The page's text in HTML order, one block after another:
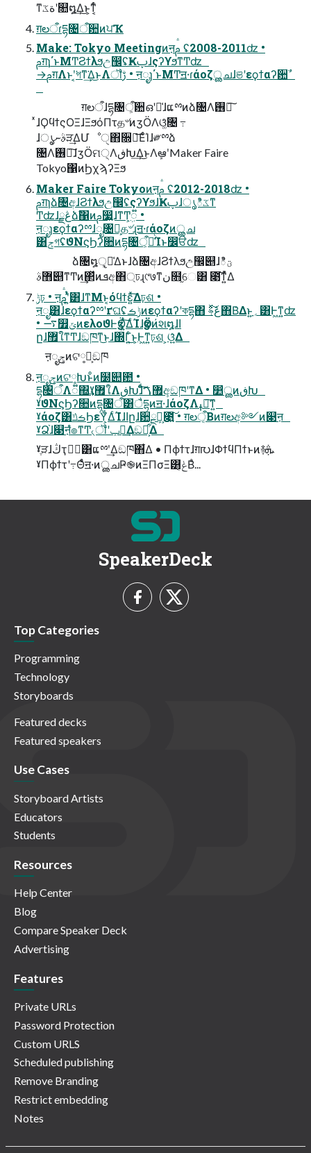
ͳةػʹ௚໘͢Δ͜ͱ͕ͳ͔ͬͨ
ग़లऀɾདྷ৔ऀ਺ͷਪҠ
Make: Tokyo Meetingͷऩࢧ ʢ2008-2011ʣ •
ࢧग़ɿ΄ͱΜͲϨϯλϧඋ඼ʢҜࢠɺςʔϒϧͳͲʣ
→ࢧग़Λͱʹ͔͘গͳ͘͢Δ͜ͱΛॏࢹ • ऩೖɿ΄ͱΜͲॻ੶ɾάοζൢചɺଞʹεϙϯαʔ਺ࣾ
ग़లऀɺདྷ৔ऀ͕਺ഒʹ૿͑ɺແྉͷձ৔Λ࢖༻͠
ͯɺϘϥϯςΟΞɺΞϧόΠτத৺ͷӡӦΛଓ͚ͨ৔ ߹
ɺࣄނ͕ൃੜ͢ΔՄೳੑ΋૝ఆ͞ΕͨͨΊɺ༗ྉձ
৔Λ࢖༻͠ɺӡӦମ੍ΛڧԽ͢Δ͜ͱΛܾఆʹMaker Faire
Tokyo΁ͷϦχϡʔΞϧ
Maker Faire Tokyoͷऩࢧ ʢ2012-2018ʣ •
ࢧग़ɿձ৔අɺϨϯλϧඋ඼ʢςʔϒϧɺҜࢠɺൃిػͳ
Ͳʣɺڠྗձࣾ΁ͷࢧ෷͍ɺͳͲ͕ܹ૿ •
ऩೖɿεϙϯαʔྉɺೖ৔ྉ͕த৺ɻॻ੶ɾάοζͷൢച
͸ݮগʢϑΝϛϦʔ૚ͷདྷ৔ऀ͕૿͑ͨͨΊͱ෼ੳʣ
ձ৔໘ੵ͕૿͑Δͱɺձ৔අɺϨϯλϧඋ඼୅ɺిؾ
޻ࣄ୅ͳͲͷ͢΂ͯͷܦඅ΋্ঢɻ୯७ͳن໛֦େ͸ ೉͘͠ͳ͍ͬͯΔ
ݱঢ় • ऩࢧʹ͍ͭͯ͸ɺͳΜͱ͔όϥϯε͍ͯ͠Δঢ়ଶ •
ऩೖ͸ɺεϙϯαʔྉʹґଘʢݱࡏͷεϙϯαʔʹকདྷ΋ ڠࢍͯ͠΋Β͑Δͱ͍͏ָ؍͸Ͱ͖ͳ͍ʣ
• ࠷௿ݶͷελοϑͰӡӦ͍ͯ͠ΔͨΊɺӡӦͷ҆શ໘ɺا
ըɺ޿ใͳͲɺඞཁͳ͜ͱɺ΍Γ͍ͨ͜ͱ͕Ͱ͖ͳ͍ঢ়ଶ ͕ଓ͍͍ͯΔ
ऩೖݯͷଟ༷Խ͕ඞཁ
ऩೖݯͷଟ༷Խͱͦͷ໰୊఺ •
དྷ৔ऀΛ૿΍͢ˠ޿ใΛڧԽɺͨͩ͠޿ࠂඅ͕ඞཁʹͳΔ • ෺ൢͷڧԽ
ˠϑΝϛϦʔ૚ͷདྷ৔ऀ͸ैདྷͷॻ੶ɺάοζΛߪೖ͠ͳ͍
ˠάοζ͸ࡏݿϦεΫ͕͋ΔͨΊɺاըɺ਺ྔܾఆ͕೉͍͠ • ग़లऀ͔Βͷग़లඅ༻ͷ௃ऩ
ˠՁ֨ɺ௃ऩํ๏ͳͲ৻ॏʹݕ౼͢Δඞཁ͕͋Δ
ˠֶੜɺڭҭػؔ͸ແྉʹ͢Δඞཁ΋͋Δ • Πϕϯτɺग़൛ɺΦϯϥΠϯͱͷ࿈ܞ
ˠΠϕϯτʹ߹Θͤͨॻ੶ͷൢചҎ֎ͷΞΠσΞ͸ݟ͔ͭΒͣ...
SpeakerDeck
Top Categories
Programming
Technology
Storyboards
Featured decks
Featured speakers
Use Cases
Storyboard Artists
Educators
Students
Resources
Help Center
Blog
Compare Speaker Deck
Advertising
Features
Private URLs
Password Protection
Custom URLS
Scheduled publishing
Remove Branding
Restrict embedding
Notes